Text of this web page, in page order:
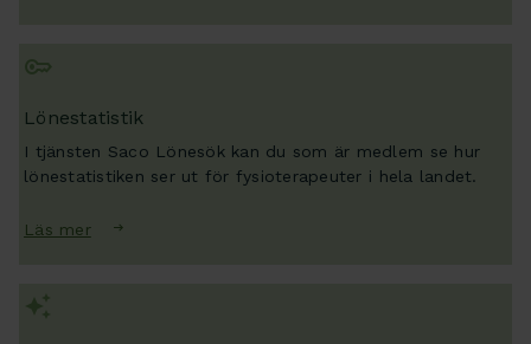
Lönestatistik
I tjänsten Saco Lönesök kan du som är medlem se hur
lönestatistiken ser ut för fysioterapeuter i hela landet.
Läs mer